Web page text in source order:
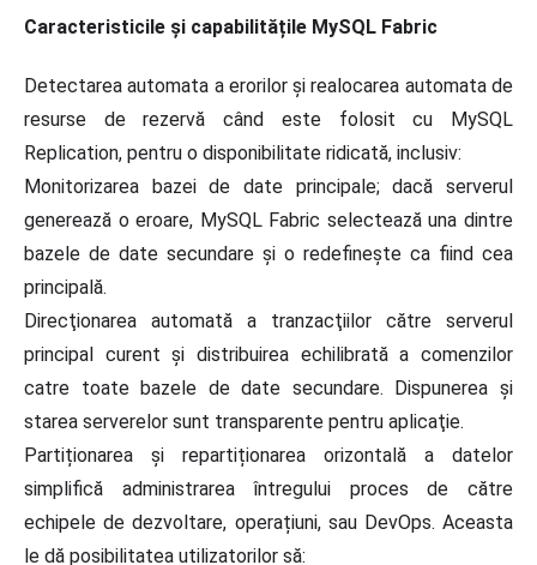
Caracteristicile și capabilitățile MySQL Fabric
Detectarea automata a erorilor și realocarea automata de
resurse de rezervă când este folosit cu MySQL
Replication, pentru o disponibilitate ridicată, inclusiv:
Monitorizarea bazei de date principale; dacă serverul
generează o eroare, MySQL Fabric selectează una dintre
bazele de date secundare şi o redefinește ca fiind cea
principală.
Direcţionarea automată a tranzacţiilor către serverul
principal curent şi distribuirea echilibrată a comenzilor
catre toate bazele de date secundare. Dispunerea și
starea serverelor sunt transparente pentru aplicaţie.
Partiționarea și repartiționarea orizontală a datelor
simplifică administrarea întregului proces de către
echipele de dezvoltare, operațiuni, sau DevOps. Aceasta
le dă posibilitatea utilizatorilor să: